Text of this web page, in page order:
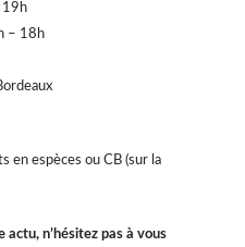
19h
– 18h
en espèces ou CB (sur la
actu, n’hésitez pas à vous